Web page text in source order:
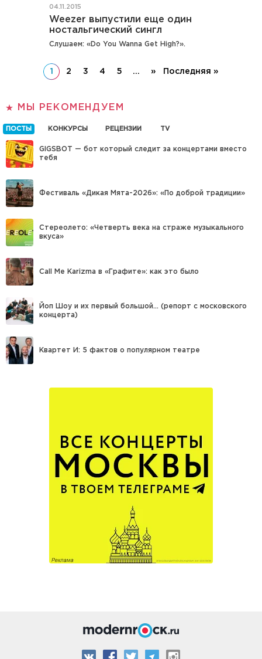
04.11.2015
Weezer выпустили еще один
ностальгический сингл
Слушаем: «Do You Wanna Get High?».
1 2 3 4 5 ... » Последняя »
МЫ РЕКОМЕНДУЕМ
ПОСТЫ КОНКУРСЫ РЕЦЕНЗИИ TV
GIGSBOT — бот который следит за концертами вместо
тебя
Фестиваль «Дикая Мята-2026»: «По доброй традиции»
Стереолето: «Четверть века на страже музыкального
вкуса»
Call Me Karizma в «Графите»: как это было
Йоп Шоу и их первый большой… (репорт с московского
концерта)
Квартет И: 5 фактов о популярном театре